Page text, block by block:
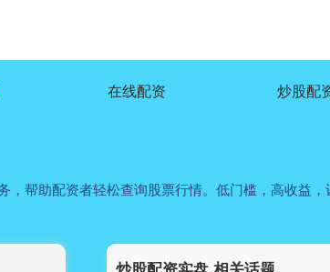
在线配资 炒股配
，帮助配资者轻松查询股票行情。低门槛，高收益